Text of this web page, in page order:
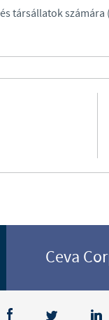
társállatok
Ceva